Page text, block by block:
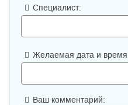
Специалист:
Желаемая дата и
Ваш комментарий: